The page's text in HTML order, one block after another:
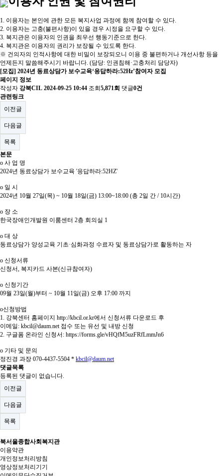
1. 이용자는 본인에 관한 모든 복지사업 과정에 함께 참여할 수 있다.
2. 이용자는 고충(불편사항)이 있을 경우 시정을 요구할 수 있다.
3. 복지관은 이용자의 인권을 최우선 행동기준으로 한다.
4. 복지관은 이용자의 권리가 보장될 수 있도록 한다.
※ 건의자의 인적사항에 대한 비밀이 보장되오니 이용 중 불편하거나 개선사항 등을
언제든지 말씀해주시기 바랍니다. (담당: 인권침해·고충처리 담당자)
[모집] 2024년 동료상담가 보수교육‘응답하라:52Hz’참여자 모집
페이지 정보
작성자 강북CIL 2024-09-25 10:44 조회 5,871회 댓글0건
관련링크
이전글
다음글
목록
본문
o 사 업 명
2024년 동료상담가 보수교육 '응답하라:52HZ'
o 일 시
2024년 10월 27일(목) ~ 10월 18일(금) 13:00~18:00 (총 2일 간 / 10시간)
o 장 소
한국장애인개발원 이룸센터 2층 회의실 1
o 대 상
동료상담가 양성교육 기초·심화과정 수료자 및 동료상담가로 활동하는 자
o 신청서류
신청서, 복지카드 사본(신규참여자)
o 신청기간
09월 23일(월)부터 ~ 10월 11일(금) 오후 17:00 까지
o신청방법
1. 강북센터 홈페이지 http://kbcil.or.kr에서 신청서류 다운로드 후
이메일 : kbcil@daum.net 접수 또는 유선 및 내방 신청
2. 구글폼 온라인 신청서 : https://forms.gle/vHQfM5uzFRfLmmJn6
o 기타 및 문의
정진경 과장 070-4437-5504 * kbcil@daum.net
댓글목록
등록된 댓글이 없습니다.
이전글
다음글
목록
북서울종합사회복지관
이용약관
개인정보처리방침
영상정보처리기기